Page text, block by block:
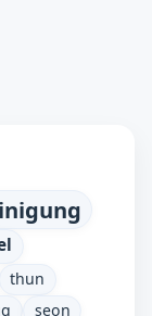
thun
seon